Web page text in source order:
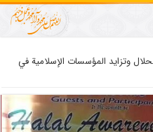
وتزاید المؤسسات الإسلامیة في